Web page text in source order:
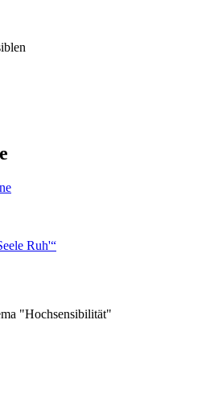
Ruh'“
"Hochsensibilität"